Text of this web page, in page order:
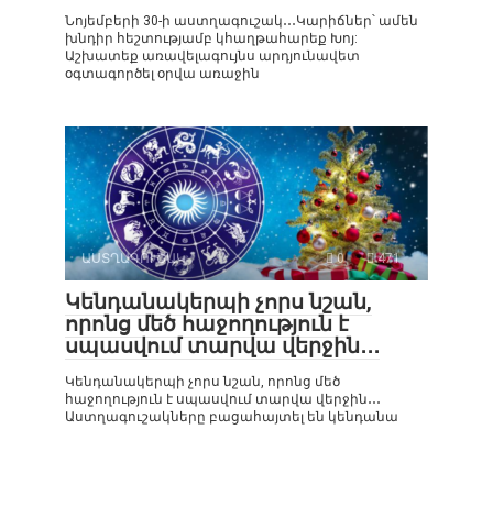
Նոյեմբերի 30-ի աստղագուշակ․․․Կարիճներ՝ ամեն
խնդիր հեշտությամբ կհաղթահարեք Խոյ:
Աշխատեք առավելագույնս արդյունավետ
օգտագործել օրվա առաջին
ԱՍՏՂԱԳՈՒՇԱԿ 0 471
Կենդանակերպի չորս նշան,
որոնց մեծ հաջողություն է
սպասվում տարվա վերջին․․․
Կենդանակերպի չորս նշան, որոնց մեծ
հաջողություն է սպասվում տարվա վերջին․․․
Աստղագուշակները բացահայտել են կենդանա